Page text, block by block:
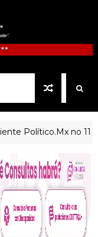
Político.Mx no 1126